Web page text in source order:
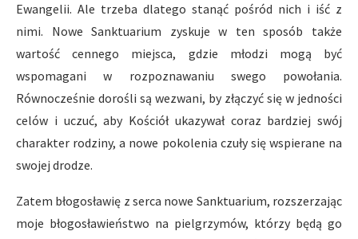
Ewangelii. Ale trzeba dlatego stanąć pośród nich i iść z
nimi. Nowe Sanktuarium zyskuje w ten sposób także
wartość cennego miejsca, gdzie młodzi mogą być
wspomagani w rozpoznawaniu swego powołania.
Równocześnie dorośli są wezwani, by złączyć się w jedności
celów i uczuć, aby Kościół ukazywał coraz bardziej swój
charakter rodziny, a nowe pokolenia czuły się wspierane na
swojej drodze.
Zatem błogosławię z serca nowe Sanktuarium, rozszerzając
moje błogosławieństwo na pielgrzymów, którzy będą go